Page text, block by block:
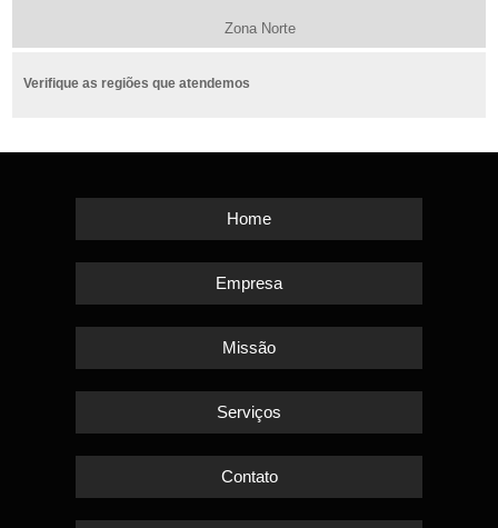
Zona Norte
Verifique as regiões que atendemos
Home
Empresa
Missão
Serviços
Contato